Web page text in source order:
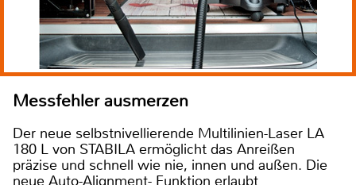
Messfehler ausmerzen
Der neue selbstnivellierende Multilinien-Laser LA
180 L von STABILA ermöglicht das Anreißen
präzise und schnell wie nie, innen und außen. Die
neue Auto-Alignment- Funktion erlaubt